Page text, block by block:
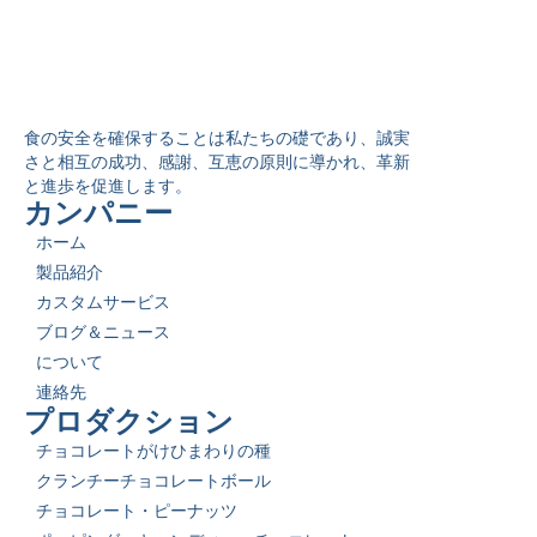
食の安全を確保することは私たちの礎であり、誠実
さと相互の成功、感謝、互恵の原則に導かれ、革新
と進歩を促進します。
カンパニー
ホーム
製品紹介
カスタムサービス
ブログ＆ニュース
について
連絡先
プロダクション
チョコレートがけひまわりの種
クランチーチョコレートボール
チョコレート・ピーナッツ